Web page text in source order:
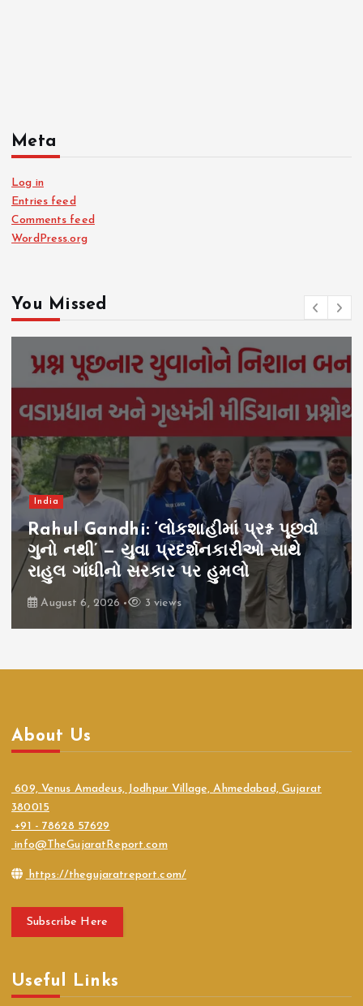
Meta
Log in
Entries feed
Comments feed
WordPress.org
You Missed
India
Rahul Gandhi: ‘લોકશાહીમાં પ્રશ્ન પૂછવો
ગુનો નથી’ — યુવા પ્રદર્શનકારીઓ સાથે
રાહુલ ગાંધીનો સરકાર પર હુમલો
August 6, 2026 3 views
About Us
609, Venus Amadeus, Jodhpur Village, Ahmedabad, Gujarat
380015
+91 - 78628 57629
info@TheGujaratReport.com
https://thegujaratreport.com/
Subscribe Here
Useful Links